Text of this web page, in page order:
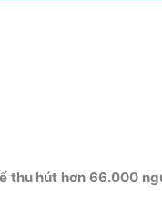
thu hút hơn 66.000